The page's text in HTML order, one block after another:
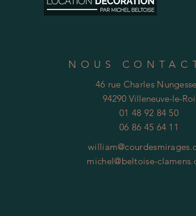
NOUS
46 rue Charles
94290 Villeneuve-le-Roi
01 48 92 84 50
06 86 45 64 11
michel@beltoise-